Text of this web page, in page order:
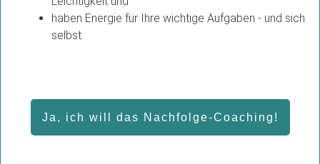
haben Energie für Ihre wichtige Aufgaben - und sich
selbst.
Ja, ich will das Nachfolge-Coaching!